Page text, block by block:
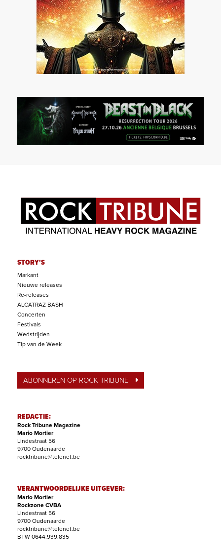
STORY'S
Markant
Nieuwe releases
Re-releases
ALCATRAZ BASH
Concerten
Festivals
Wedstrijden
Tip van de Week
ABONNEREN OP ROCK TRIBUNE
REDACTIE:
Rock Tribune Magazine
Mario Mortier
Lindestraat 56
9700 Oudenaarde
rocktribune@telenet.be
VERANTWOORDELIJKE UITGEVER:
Mario Mortier
Rockzone CVBA
Lindestraat 56
9700 Oudenaarde
rocktribune@telenet.be
BTW 0644.939.835